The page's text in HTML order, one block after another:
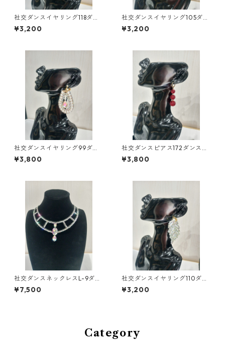
社交ダンスイヤリング118ダン
スアクセサリーベリーダンス
ブライダルアクセサリー
¥3,200
社交ダンスイヤリング105ダン
スアクセサリーベリーダンス
ブライダルアクセサリー
¥3,200
社交ダンスイヤリング99ダン
スアクセサリーベリーダンス
ブライダルアクセサリー
¥3,800
社交ダンスピアス172ダンスア
クセサリーベリーダンスブラ
イダルアクセサリー
¥3,800
社交ダンスネックレスL-9ダン
スアクセサリーベリーダンス
ブライダルアクセサリー
¥7,500
社交ダンスイヤリング110ダン
スアクセサリーベリーダンス
ブライダルアクセサリー
¥3,200
Category